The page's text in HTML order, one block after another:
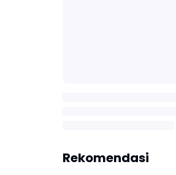
Rekomendasi